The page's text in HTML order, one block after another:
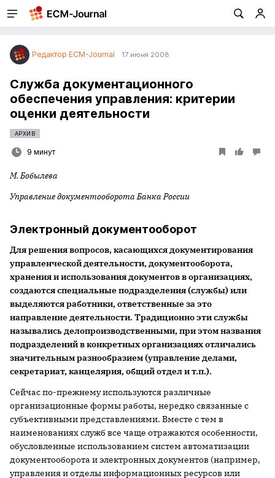
Редактор ECM-Journal 17 июня 2008
Служба документационного
обеспечения управления: критерии
оценки деятельности
АРХИВ
9 минут
М. Бобылева
Управление документооборота Банка России
Электронный документооборот
Для решения вопросов, касающихся документирования
управленческой деятельности, документооборота,
хранения и использования документов в организациях,
создаются специальные подразделения (службы) или
выделяются работники, ответственные за это
направление деятельности. Традиционно эти службы
назывались делопроизводственными, при этом названия
подразделений в конкретных организациях отличались
значительным разнообразием (управление делами,
секретариат, канцелярия, общий отдел и т.п.).
Сейчас по-прежнему используются различные
организационные формы работы, нередко связанные с
субъективными представлениями. Вместе с тем в
наименованиях служб все чаще отражаются особенности,
обусловленные использованием систем автоматизации
документооборота и электронных документов (например,
управления и отделы информационных ресурсов или